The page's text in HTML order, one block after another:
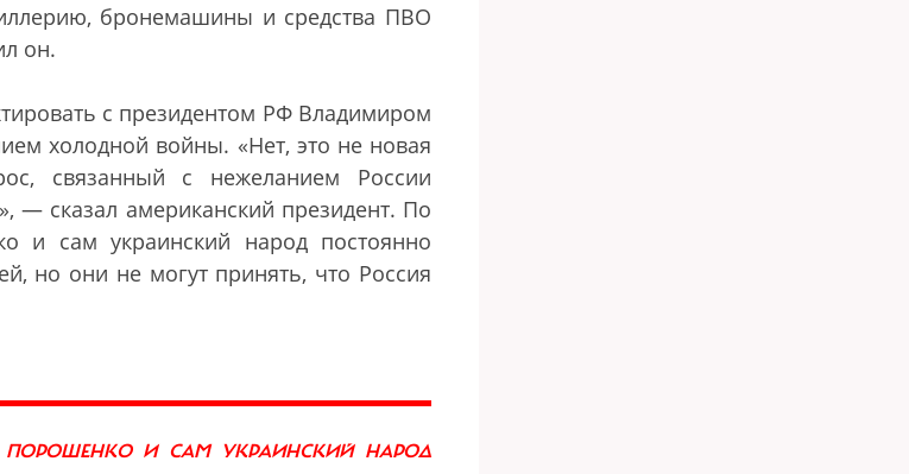
бронемашины и средства ПВО
он.
с президентом РФ Владимиром
холодной войны. «Нет, это не новая
связанный с нежеланием России
», — сказал американский президент. По
и сам украинский народ постоянно
но они не могут принять, что Россия
ПОРОШЕНКО И САМ УКРАИНСКИЙ НАРОД